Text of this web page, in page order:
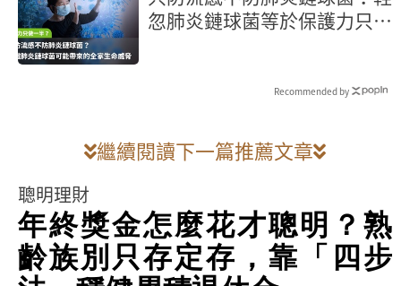
忽肺炎鏈球菌等於保護力只做
Recommended by
繼續閱讀下一篇推薦文章
聰明理財
年終獎金怎麼花才聰明？熟
齡族別只存定存，靠「四步